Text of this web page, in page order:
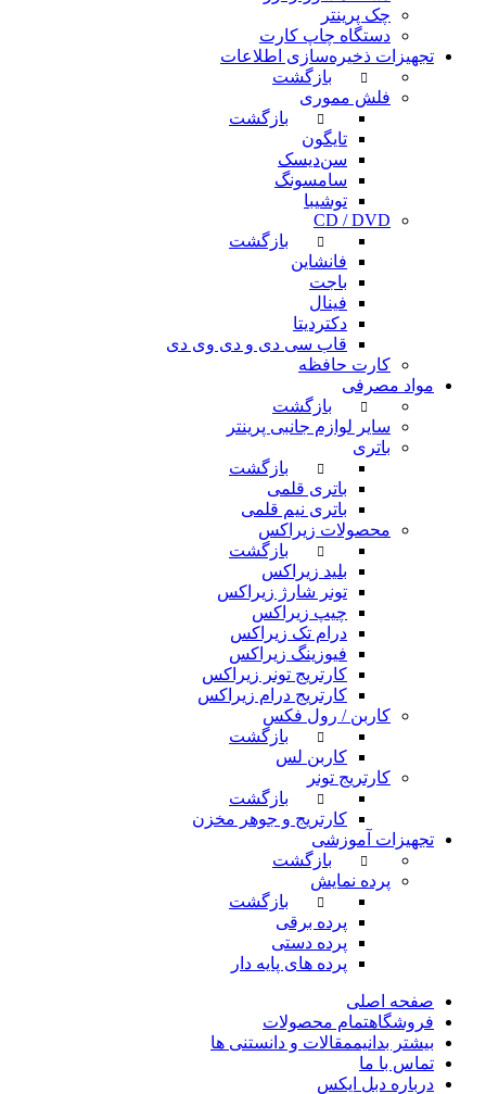
چک پرینتر
دستگاه چاپ کارت
تجهیزات ذخیره‌سازی اطلاعات
بازگشت
فلش مموری
بازگشت
تایگون
سن‌دیسک
سامسونگ
توشیبا
CD / DVD
بازگشت
فانشاین
باجت
فینال
دکتردیتا
قاب سی دی و دی وی دی
کارت حافظه
مواد مصرفی
بازگشت
سایر لوازم جانبی پرینتر
باتری
بازگشت
باتری قلمی
باتری نیم قلمی
محصولات زیراکس
بازگشت
بلید زیراکس
تونر شارژ زیراکس
چیپ زیراکس
درام تک زیراکس
فیوزینگ زیراکس
کارتریج تونر زیراکس
کارتریج درام زیراکس
کاربن / رول فکس
بازگشت
کاربن لس
کارتریج تونر
بازگشت
کارتریج و جوهر مخزن
تجهیزات آموزشی
بازگشت
پرده نمایش
بازگشت
پرده برقی
پرده دستی
پرده های پایه دار
صفحه اصلی
فروشگاهتمام محصولات
بیشتر بدانیممقالات و دانستنی ها
تماس با ما
درباره دبل ایکس